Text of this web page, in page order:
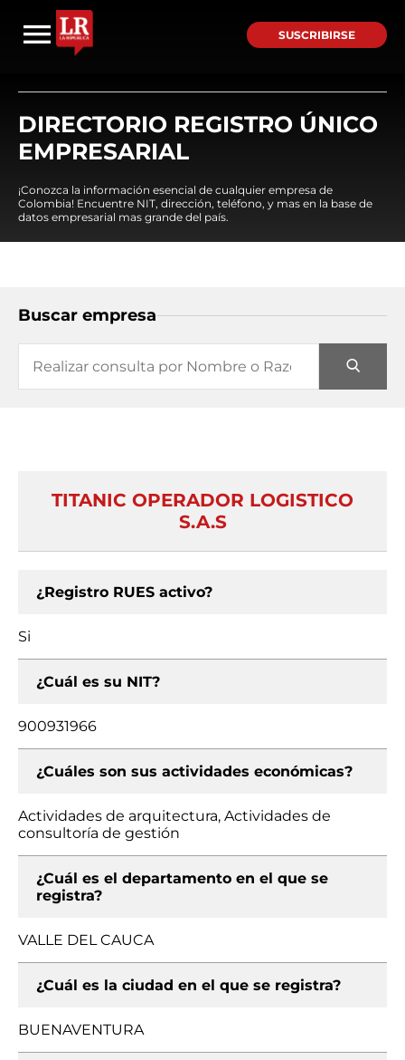
SUSCRIBIRSE
DIRECTORIO REGISTRO ÚNICO
EMPRESARIAL
¡Conozca la información esencial de cualquier empresa de
Colombia! Encuentre NIT, dirección, teléfono, y mas en la base de
datos empresarial mas grande del país.
Buscar empresa
TITANIC OPERADOR LOGISTICO
S.A.S
¿Registro RUES activo?
Si
¿Cuál es su NIT?
900931966
¿Cuáles son sus actividades económicas?
Actividades de arquitectura, Actividades de
consultoría de gestión
¿Cuál es el departamento en el que se
registra?
VALLE DEL CAUCA
¿Cuál es la ciudad en el que se registra?
BUENAVENTURA